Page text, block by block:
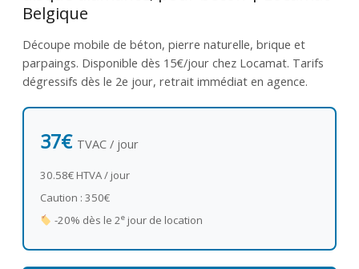
Belgique
Découpe mobile de béton, pierre naturelle, brique et
parpaings. Disponible dès 15€/jour chez Locamat. Tarifs
dégressifs dès le 2e jour, retrait immédiat en agence.
37€ TVAC / jour
30.58€ HTVA / jour
Caution : 350€
-20% dès le 2ejour de location